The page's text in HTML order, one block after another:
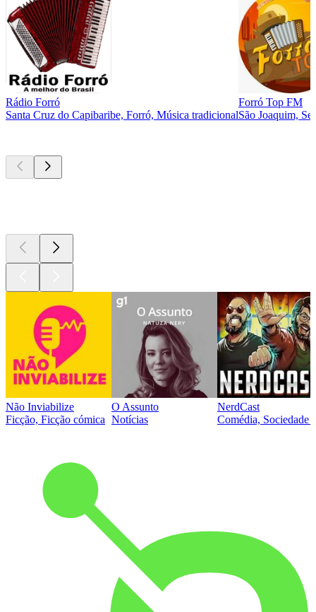
Rádio Forró
Santa Cruz do Capibaribe, Forró, Música tradicional
Forró Top FM
São Joaquim,
Não Inviabilize
Ficção, Ficção cómica
O Assunto
Notícias
NerdCast
Comédia, Sociedade